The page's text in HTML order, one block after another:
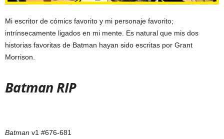
Mi escritor de cómics favorito y mi personaje favorito;
intrínsecamente ligados en mi mente. Es natural que mis dos
historias favoritas de Batman hayan sido escritas por Grant
Morrison.
Batman RIP
Batman v1 #676-681